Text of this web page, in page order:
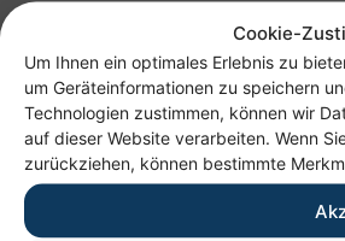
Cookie-
Um Ihnen ein optimales Erlebnis zu
um Geräteinformationen zu speichern
Technologien zustimmen, können wir
auf dieser Website verarbeiten. Wenn
zurückziehen, können bestimmte